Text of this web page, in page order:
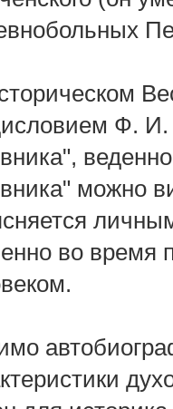
Ф. И.
можно
во время